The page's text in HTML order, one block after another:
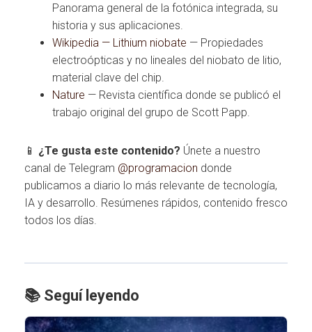
Panorama general de la fotónica integrada, su
historia y sus aplicaciones.
Wikipedia — Lithium niobate — Propiedades
electroópticas y no lineales del niobato de litio,
material clave del chip.
Nature — Revista científica donde se publicó el
trabajo original del grupo de Scott Papp.
📱 ¿Te gusta este contenido? Únete a nuestro
canal de Telegram @programacion donde
publicamos a diario lo más relevante de tecnología,
IA y desarrollo. Resúmenes rápidos, contenido fresco
todos los días.
📚 Seguí leyendo